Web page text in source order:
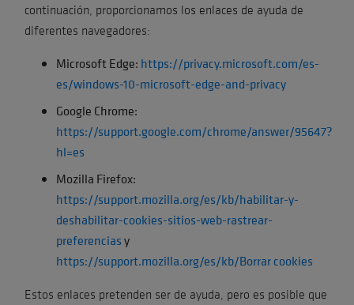
continuación, proporcionamos los enlaces de ayuda de
diferentes navegadores:
Microsoft Edge: https://privacy.microsoft.com/es-
es/windows-10-microsoft-edge-and-privacy
Google Chrome:
https://support.google.com/chrome/answer/95647?
hl=es
Mozilla Firefox:
https://support.mozilla.org/es/kb/habilitar-y-
deshabilitar-cookies-sitios-web-rastrear-
preferenciasy
https://support.mozilla.org/es/kb/Borrar cookies
Estos enlaces pretenden ser de ayuda, pero es posible que